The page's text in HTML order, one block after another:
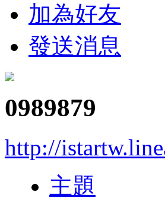
加為好友
發送消息
0989879
http://
主題